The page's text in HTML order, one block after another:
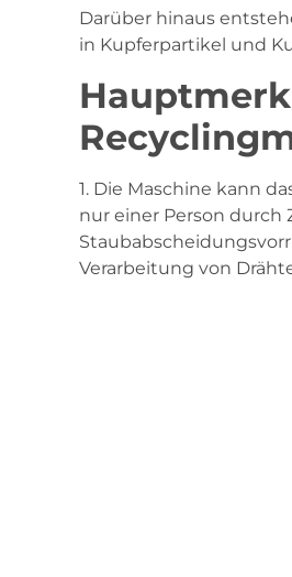
Darüber hinaus
in Kupferpartikel und
1. Die Maschine kann
nur einer Person
Verarbeitung von